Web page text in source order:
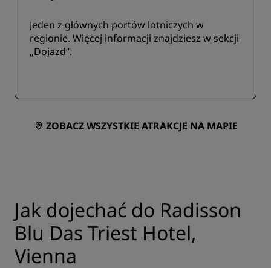
Jeden z głównych portów lotniczych w
regionie. Więcej informacji znajdziesz w sekcji
„Dojazd”.
ZOBACZ WSZYSTKIE ATRAKCJE NA MAPIE
Jak dojechać do Radisson
Blu Das Triest Hotel,
Vienna